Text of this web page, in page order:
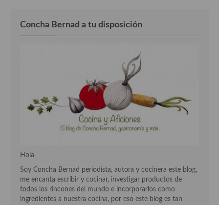
Airfryer recetas
Hierbas aromáticas
Aceites
Sales y polvos
Salsas y mojos
Adobos
Concha Bernad a tu disposición
Hola
Soy Concha Bernad periodista, autora y cocinera este blog,
me encanta escribir y cocinar, investigar productos de
todos los rincones del mundo e incorporarlos como
ingredientes a nuestra cocina, por eso este blog es tan